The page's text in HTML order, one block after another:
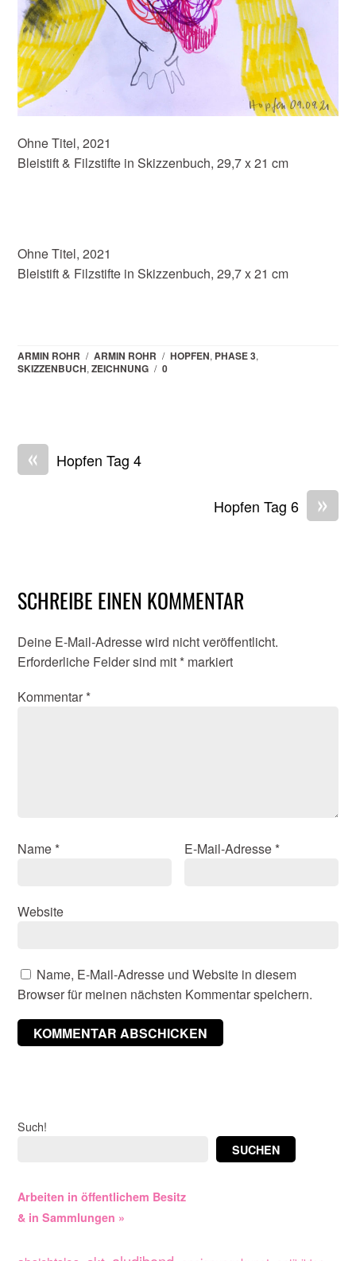
Ohne Titel, 2021
Bleistift & Filzstifte in Skizzenbuch, 29,7 x 21 cm
Ohne Titel, 2021
Bleistift & Filzstifte in Skizzenbuch, 29,7 x 21 cm
ARMIN ROHR / ARMIN ROHR / HOPFEN, PHASE 3,
SKIZZENBUCH,ZEICHNUNG / 0
« Hopfen Tag 4
»
Hopfen Tag 6
SCHREIBE EINEN KOMMENTAR
Deine E-Mail-Adresse wird nicht veröffentlicht.
Erforderliche Felder sind mit * markiert
Kommentar *
Name * E-Mail-Adresse *
Website
Name, E-Mail-Adresse und Website in diesem
Browser für meinen nächsten Kommentar speichern.
Such!
SUCHEN
Arbeiten in öffentlichem Besitz
& in Sammlungen »